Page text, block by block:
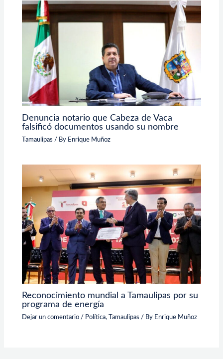
Denuncia notario que Cabeza de Vaca
falsificó documentos usando su nombre
Tamaulipas / By Enrique Muñoz
Reconocimiento mundial a Tamaulipas por su
programa de energía
Dejar un comentario / Política, Tamaulipas / By Enrique Muñoz